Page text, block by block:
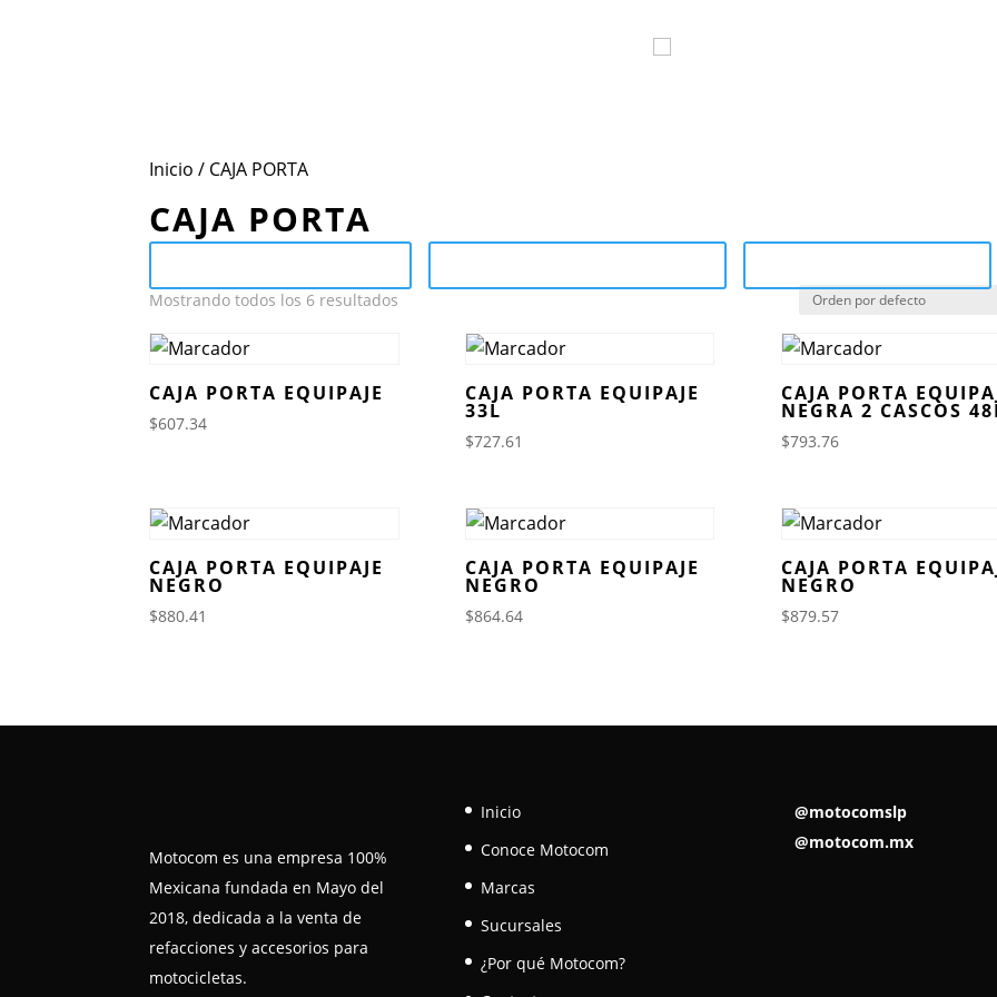
Inicio / CAJA PORTA
CAJA PORTA
Mostrando todos los 6 resultados
CAJA PORTA EQUIPAJE
$607.34
CAJA PORTA EQUIPAJE
33L
$727.61
CAJA PORTA
NEGRA 2 CASCOS
$793.76
CAJA PORTA EQUIPAJE
NEGRO
$880.41
CAJA PORTA EQUIPAJE
NEGRO
$864.64
CAJA PORTA
NEGRO
$879.57
Motocom es una empresa 100%
Mexicana fundada en Mayo del
2018, dedicada a la venta de
refacciones y accesorios para
motocicletas.
Inicio
Conoce Motocom
Marcas
Sucursales
¿Por qué Motocom?
@motocomslp
@motocom.mx